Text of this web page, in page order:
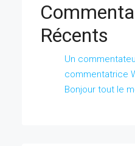
Récents
Un
commentatrice
Bonjour tout le